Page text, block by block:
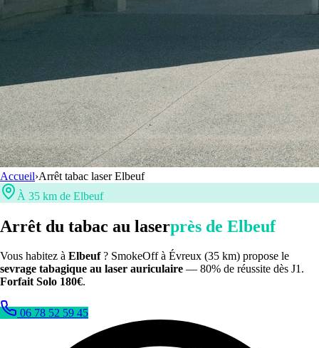
Accueil›Arrêt tabac laserElbeuf
À 35 km de Elbeuf
Arrêt du tabac au laserprès de Elbeuf
Vous habitez à Elbeuf? SmokeOff à Évreux (35 km) propose le
sevrage tabagique au laser auriculaire — 80% de réussite dès J1.
Forfait Solo 180€.
06 78 52 59 45